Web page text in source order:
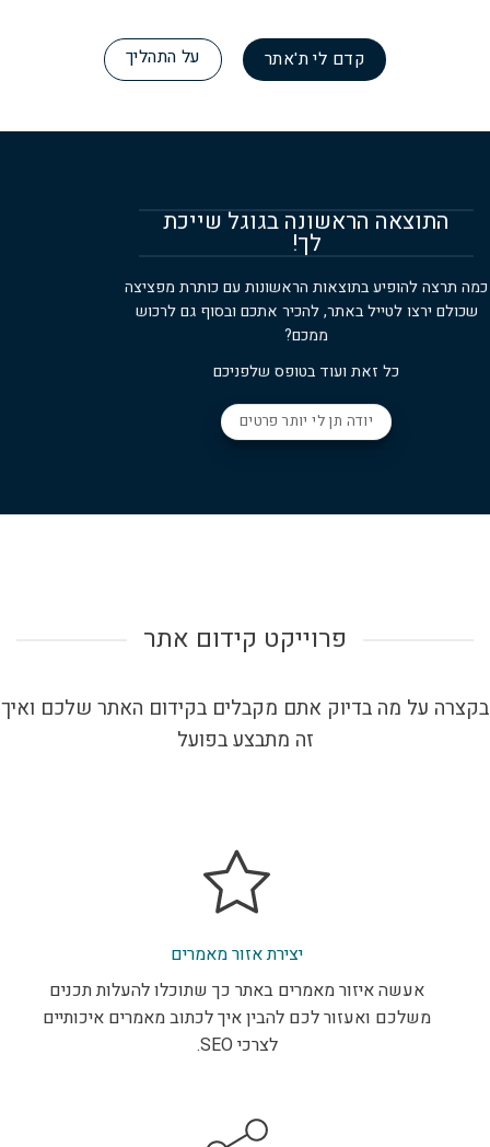
קדם לי ת'אתר על התהליך
התוצאה הראשונה בגוגל שייכת
לך!
כמה תרצה להופיע בתוצאות הראשונות עם כותרת מפציצה
שכולם ירצו לטייל באתר, להכיר אתכם ובסוף גם לרכוש
ממכם?
כל זאת ועוד בטופס שלפניכם
יודה תן לי יותר פרטים
פרוייקט קידום אתר
בקצרה על מה בדיוק אתם מקבלים בקידום האתר שלכם ואיך
זה מתבצע בפועל
יצירת אזור מאמרים
אעשה איזור מאמרים באתר כך שתוכלו להעלות תכנים
משלכם ואעזור לכם להבין איך לכתוב מאמרים איכותיים
לצרכי SEO.